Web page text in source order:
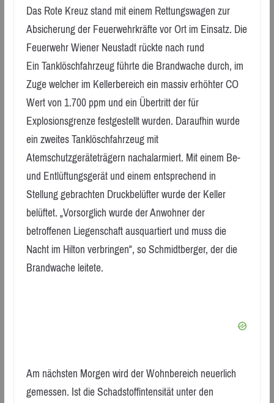
Das Rote Kreuz stand mit einem Rettungswagen zur
Absicherung der Feuerwehrkräfte vor Ort im Einsatz. Die
Feuerwehr Wiener Neustadt rückte nach rund
Ein Tanklöschfahrzeug führte die Brandwache durch, im
Zuge welcher im Kellerbereich ein massiv erhöhter CO
Wert von 1.700 ppm und ein Übertritt der für
Explosionsgrenze festgestellt wurden. Daraufhin wurde
ein zweites Tanklöschfahrzeug mit
Atemschutzgeräteträgern nachalarmiert. Mit einem Be-
und Entlüftungsgerät und einem entsprechend in
Stellung gebrachten Druckbelüfter wurde der Keller
belüftet. „Vorsorglich wurde der Anwohner der
betroffenen Liegenschaft ausquartiert und muss die
Nacht im Hilton verbringen“, so Schmidtberger, der die
Brandwache leitete.
Am nächsten Morgen wird der Wohnbereich neuerlich
gemessen. Ist die Schadstoffintensität unter den